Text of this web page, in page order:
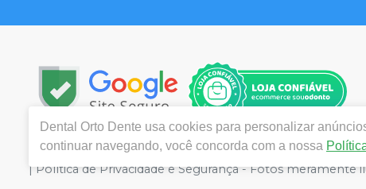
Copyright © 2024 | Todos os direitos reservados |
| Política de Privacidade e Segurança - Fotos meramente
Dental Orto Dente usa cookies para personalizar
continuar navegando, você concorda com a nossa